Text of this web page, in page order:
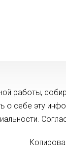
работы,
о себе эту